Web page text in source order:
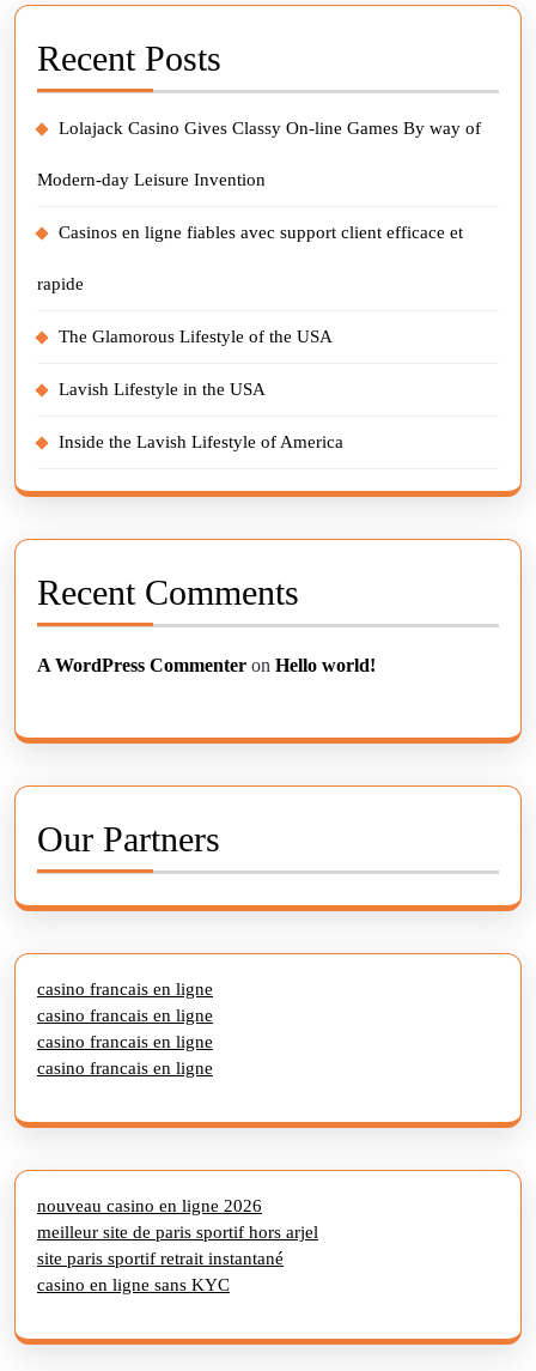
Recent Posts
Lolajack Casino Gives Classy On-line Games By way of
Modern-day Leisure Invention
Casinos en ligne fiables avec support client efficace et
rapide
The Glamorous Lifestyle of the USA
Lavish Lifestyle in the USA
Inside the Lavish Lifestyle of America
Recent Comments
A WordPress Commenter on Hello world!
Our Partners
casino francais en ligne
casino francais en ligne
casino francais en ligne
casino francais en ligne
nouveau casino en ligne 2026
meilleur site de paris sportif hors arjel
site paris sportif retrait instantané
casino en ligne sans KYC